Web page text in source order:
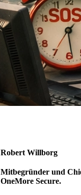
Robert Willborg
Mitbegründer und
OneMore Secure.